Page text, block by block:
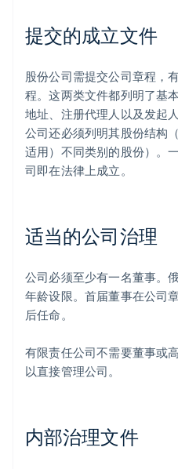
提交的成立文件
股份公司需提交公司章程，
程。这两类文件都列明了基
地址、注册代理人以及发起
公司还必须列明其股份结构
适用）不同类别的股份）。
司即在法律上成立。
适当的公司治理
公司必须至少有一名董事。
年龄设限。首届董事在公司
后任命。
有限责任公司不需要董事或
以直接管理公司。
内部治理文件